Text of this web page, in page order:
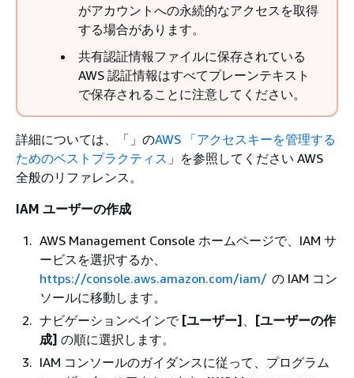
がアカウントへの永続的なアクセスを取得
する場合があります。
共有認証情報ファイルに保存されている
AWS 認証情報はすべてプレーンテキスト
で保存されることに注意してください。
詳細については、「」のAWS 「アクセスキーを管理する
ためのベストプラクティス 」を参照してください AWS
全般のリファレンス。
IAM ユーザーの作成
AWS Management Console ホームページで、IAM サ
ービスを選択するか、
https://console.aws.amazon.com/iam/ の IAM コン
ソールに移動します。
ナビゲーションペインで [ユーザー]
[ユーザーの作
成] の順に選択します。
IAM コンソールのガイダンスに従って、プログラム